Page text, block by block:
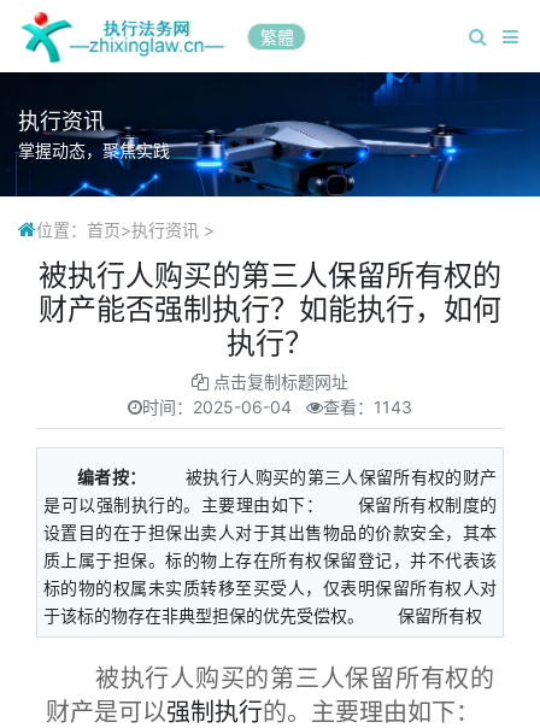
繁體
执行资讯
掌握动态，聚焦实践
位置： 首页>执行资讯 >
被执行人购买的第三人保留所有权的
财产能否强制执行？如能执行，如何
执行？
点击复制标题网址
时间： 2025-06-04 查看：1143
编者按：
被执行人购买的第三人保留所有权的财产
是可以强制执行的。主要理由如下： 保留所有权制度的
设置目的在于担保出卖人对于其出售物品的价款安全，其本
质上属于担保。标的物上存在所有权保留登记，并不代表该
标的物的权属未实质转移至买受人，仅表明保留所有权人对
于该标的物存在非典型担保的优先受偿权。 保留所有权
被执行人购买的第三人保留所有权的
财产是可以强制执行的。主要理由如下：